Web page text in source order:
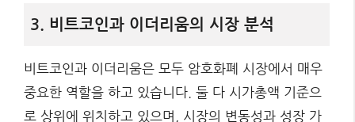
3. 비트코인과 이더리움의 시장 분석
비트코인과 이더리움은 모두 암호화폐 시장에서 매우
중요한 역할을 하고 있습니다. 둘 다 시가총액 기준으
로 상위에 위치하고 있으며, 시장의 변동성과 성장 가